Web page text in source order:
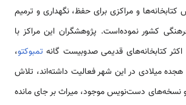
کتابخانه‌ها و مراکزی برای حفظ، نگهداری و ترمیم
کشور نموده‌است. پژوهشگران این مراکز با
اکثر کتابخانه‌های قدیمی صدوبیست گانه تمبوکتو،
هجده میلادی در این شهر فعالیت داشته‌اند، تلاش
نسخه‌های دست‌نویس موجود، میراث بر جای مانده